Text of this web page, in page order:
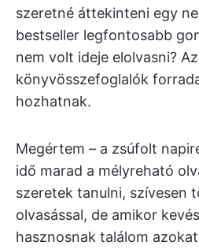
szeretné áttekinteni egy
bestseller legfontosabb
nem volt ideje elolvasni?
könyvösszefoglalók
hozhatnak.
Megértem – a zsúfolt
idő marad a mélyreható
szeretek tanulni, szívesen
olvasással, de amikor
hasznosnak találom